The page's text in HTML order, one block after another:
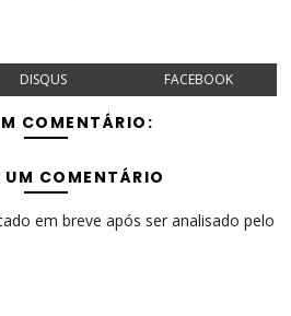
DISQUS FACEBOOK
COMENTÁRIO:
UM COMENTÁRIO
em breve após ser analisado pelo